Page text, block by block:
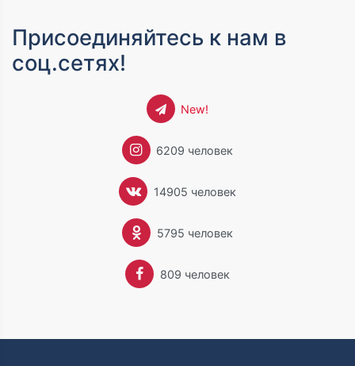
Присоединяйтесь к нам в
соц.сетях!
New!
6209 человек
14905 человек
5795 человек
809 человек